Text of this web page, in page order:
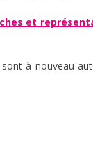
et
à nouveau